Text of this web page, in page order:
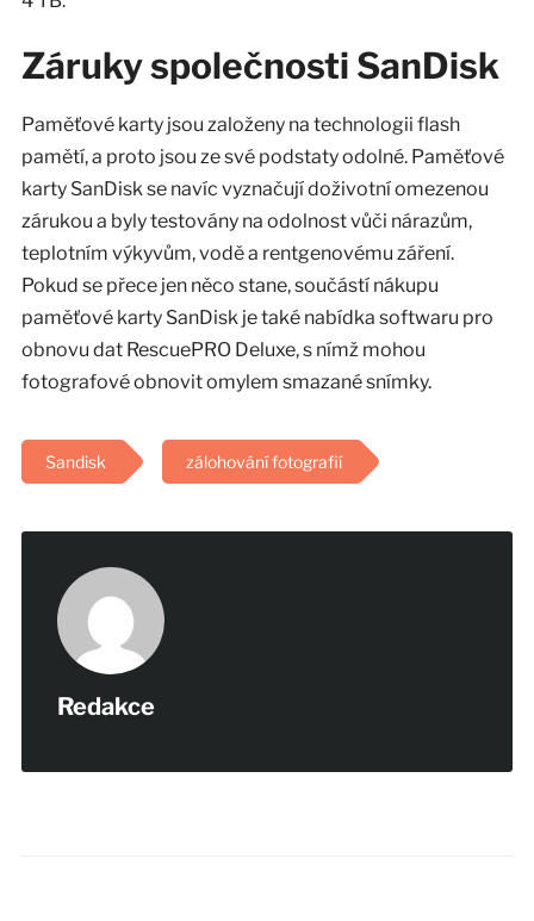
Záruky společnosti SanDisk
Paměťové karty jsou založeny na technologii flash
pamětí, a proto jsou ze své podstaty odolné. Paměťové
karty SanDisk se navíc vyznačují doživotní omezenou
zárukou a byly testovány na odolnost vůči nárazům,
teplotním výkyvům, vodě a rentgenovému záření.
Pokud se přece jen něco stane, součástí nákupu
paměťové karty SanDisk je také nabídka softwaru pro
obnovu dat RescuePRO Deluxe, s nímž mohou
fotografové obnovit omylem smazané snímky.
Sandisk zálohování fotografií
Redakce